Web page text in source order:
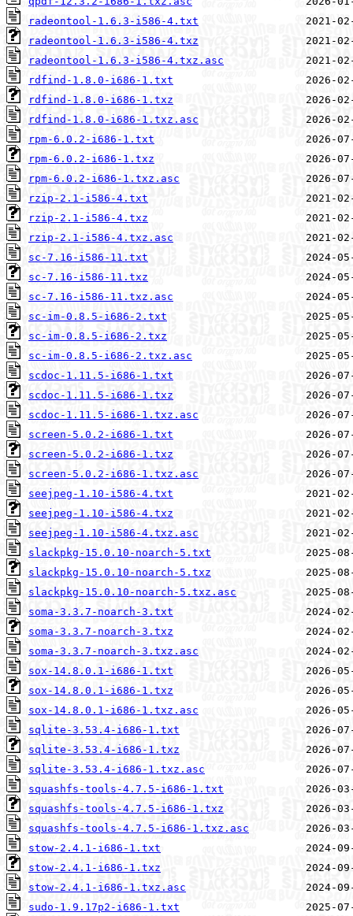
radeontool-1.6.3-i586-4.txt
radeontool-1.6.3-i586-4.txz
radeontool-1.6.3-i586-4.txz.asc
rdfind-1.8.0-i686-1.txt
rdfind-1.8.0-i686-1.txz
rdfind-1.8.0-i686-1.txz.asc
rpm-6.0.2-i686-1.txt
rpm-6.0.2-i686-1.txz
rpm-6.0.2-i686-1.txz.asc
rzip-2.1-i586-4.txt
rzip-2.1-i586-4.txz
rzip-2.1-i586-4.txz.asc
sc-7.16-i586-11.txt
sc-7.16-i586-11.txz
sc-7.16-i586-11.txz.asc
sc-im-0.8.5-i686-2.txt
sc-im-0.8.5-i686-2.txz
sc-im-0.8.5-i686-2.txz.asc
scdoc-1.11.5-i686-1.txt
scdoc-1.11.5-i686-1.txz
scdoc-1.11.5-i686-1.txz.asc
screen-5.0.2-i686-1.txt
screen-5.0.2-i686-1.txz
screen-5.0.2-i686-1.txz.asc
seejpeg-1.10-i586-4.txt
seejpeg-1.10-i586-4.txz
seejpeg-1.10-i586-4.txz.asc
slackpkg-15.0.10-noarch-5.txt
slackpkg-15.0.10-noarch-5.txz
slackpkg-15.0.10-noarch-5.txz.asc
soma-3.3.7-noarch-3.txt
soma-3.3.7-noarch-3.txz
soma-3.3.7-noarch-3.txz.asc
sox-14.8.0.1-i686-1.txt
sox-14.8.0.1-i686-1.txz
sox-14.8.0.1-i686-1.txz.asc
sqlite-3.53.4-i686-1.txt
sqlite-3.53.4-i686-1.txz
sqlite-3.53.4-i686-1.txz.asc
squashfs-tools-4.7.5-i686-1.txt
squashfs-tools-4.7.5-i686-1.txz
squashfs-tools-4.7.5-i686-1.txz.asc
stow-2.4.1-i686-1.txt
stow-2.4.1-i686-1.txz
stow-2.4.1-i686-1.txz.asc
sudo-1.9.17p2-i686-1.txt